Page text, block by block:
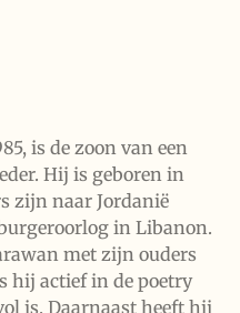
is de zoon van een
Hij is geboren in
zijn naar Jordanië
in Libanon.
met zijn ouders
hij actief in de poetry
is. Daarnaast heeft hij